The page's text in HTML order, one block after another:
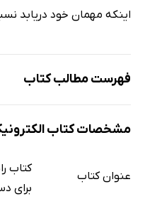
اینکه مهمان خود دریابد
فهرست مطالب کتاب
فصل دوم: آموزش نیروهای
فصل سوم: خط مقدم بازخورد
فصل چهارم: تجربه‌ی پذیرش‌
مشخصات کتاب
عنوان کتاب
برای